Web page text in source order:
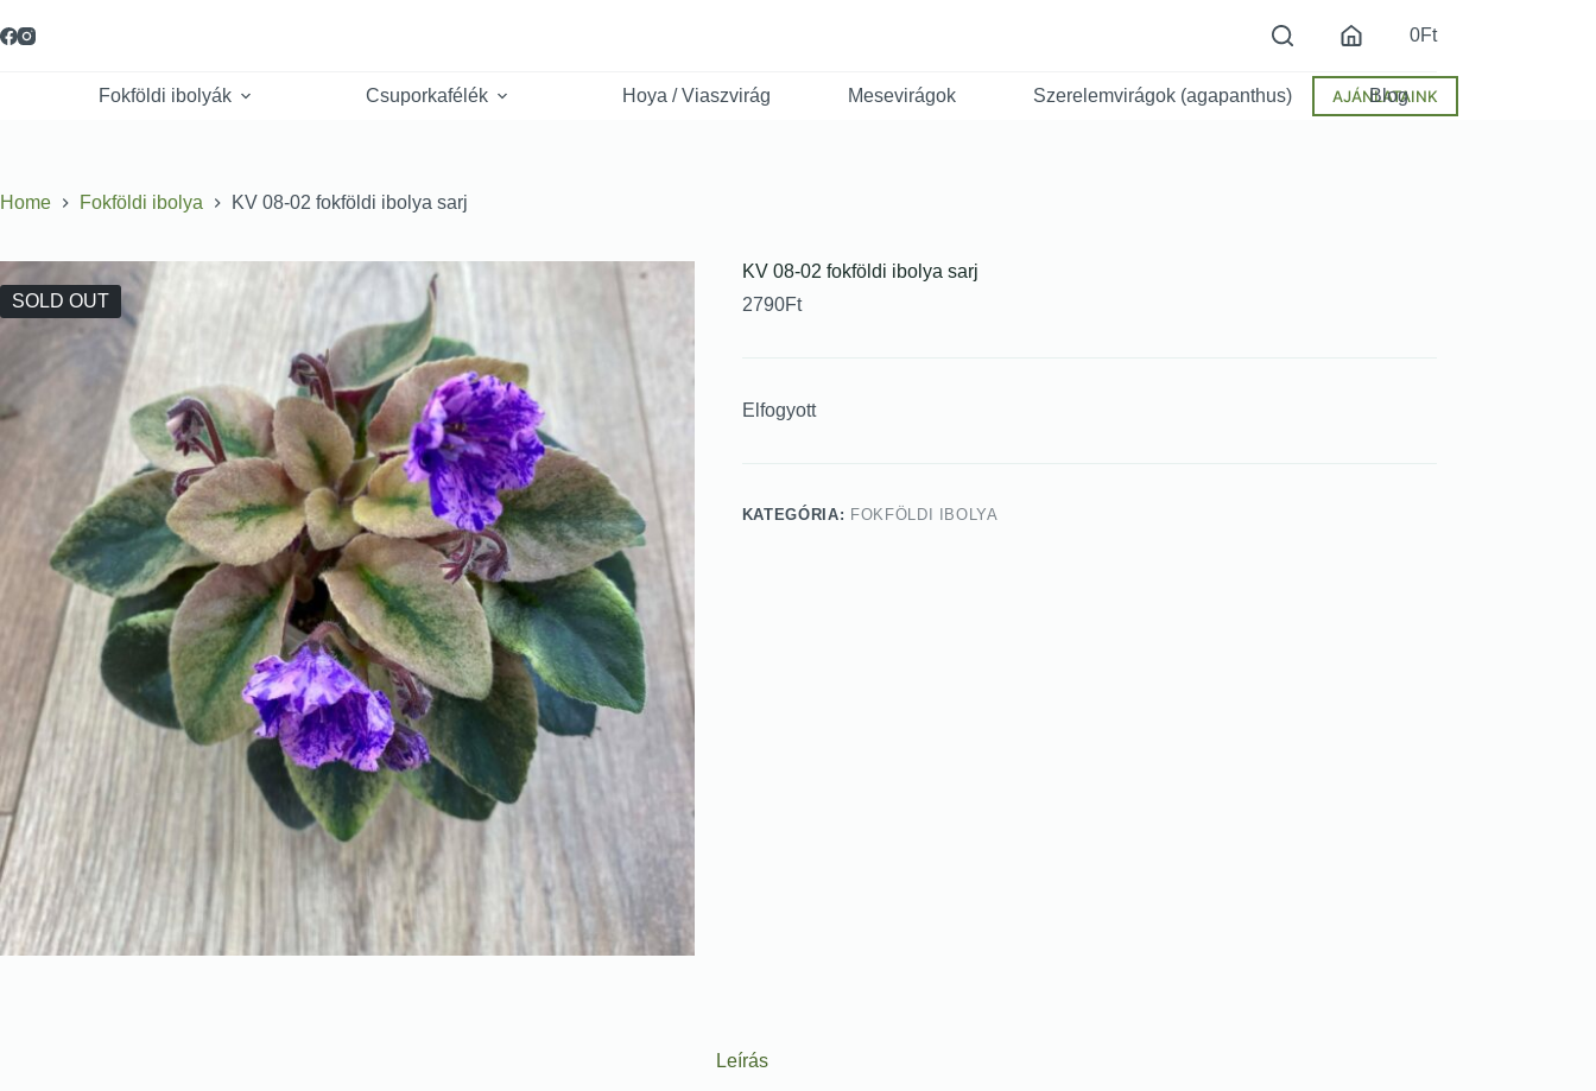
0Ft
Fokföldi ibolyák Csuporkafélék Hoya / Viaszvirág Mesevirágok Szerelemvirágok (agapanthus) Blog
AJÁNLATAINK
Home Fokföldi ibolya KV 08-02 fokföldi ibolya sarj
SOLD OUT
KV 08-02 fokföldi ibolya sarj
2790Ft
Elfogyott
KATEGÓRIA: FOKFÖLDI IBOLYA
Leírás